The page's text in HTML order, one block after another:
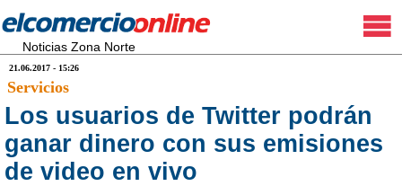
Noticias Zona Norte
21.06.2017 - 15:26
Servicios
Los usuarios de Twitter podrán
ganar dinero con sus emisiones
de video en vivo